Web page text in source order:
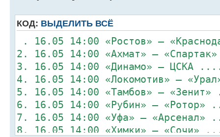
КОД: ВЫДЕЛИТЬ ВСЁ
. 16.05 14:00 «Ростов» –
2. 16.05 14:00 «Ахмат» –
3. 16.05 14:00 «Динамо» –
4. 16.05 14:00 «Локомотив» –
5. 16.05 14:00 «Тамбов» –
6. 16.05 14:00 «Рубин» –
7. 16.05 14:00 «Уфа» –
8. 16.05 14:00 «Химки» –